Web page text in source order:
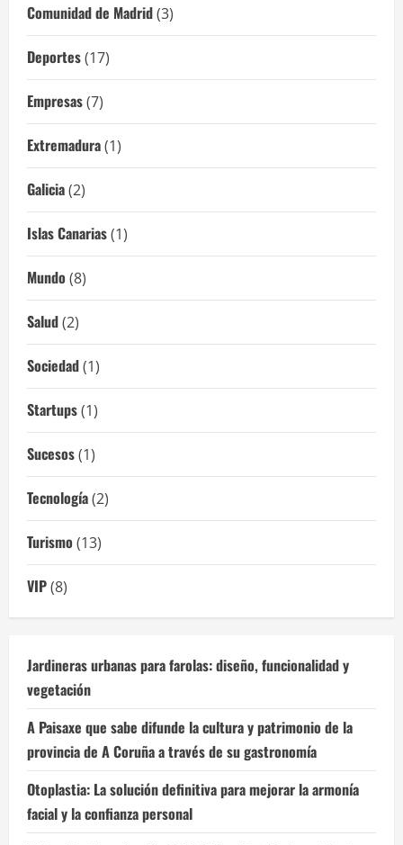
Comunidad de Madrid(3)
Deportes(17)
Empresas(7)
Extremadura(1)
Galicia(2)
Islas Canarias(1)
Mundo (8)
Salud(2)
Sociedad(1)
Startups(1)
Sucesos(1)
Tecnología(2)
Turismo (13)
VIP(8)
Jardineras urbanas para farolas: diseño, funcionalidad y
vegetación
A Paisaxe que sabe difunde la cultura y patrimonio de la
provincia de A Coruña a través de su gastronomía
Otoplastia: La solución definitiva para mejorar la armonía
facial y la confianza personal